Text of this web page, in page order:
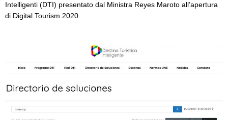
Intelligenti (DTI) presentato dal Ministra Reyes Maroto all’apertura
di Digital Tourism 2020.